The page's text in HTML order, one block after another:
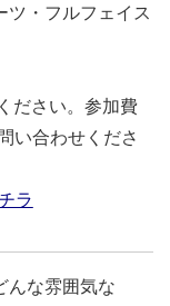
ツ・フルフェイス
ださい。参加費
い合わせくださ
ラ
んな雰囲気な